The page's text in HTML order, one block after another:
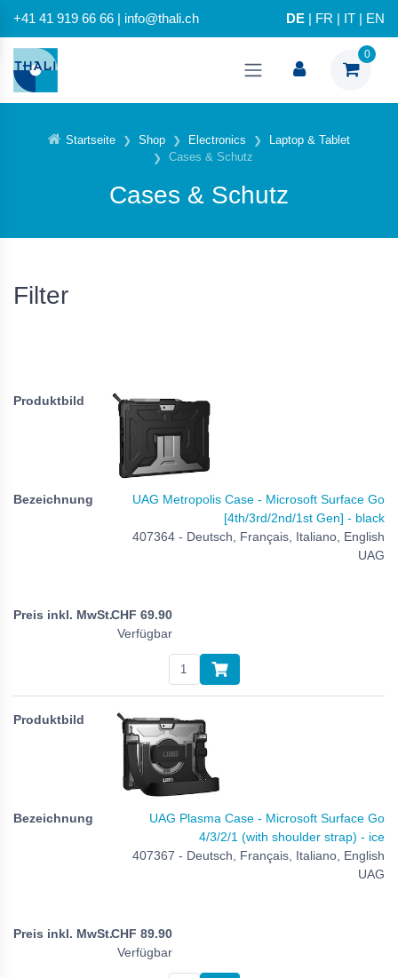
+41 41 919 66 66 | info@thali.ch DE FR IT EN
0
Startseite Shop Electronics
Laptop & Tablet
Cases & Schutz
Cases & Schutz
Filter
UAG Metropolis Case - Microsoft Surface Go
[4th/3rd/2nd/1st Gen] - black
407364 - Deutsch, Français, Italiano, English
UAG
CHF 69.90
Verfügbar
UAG Plasma Case - Microsoft Surface Go
4/3/2/1 (with shoulder strap) - ice
407367 - Deutsch, Français, Italiano, English
UAG
CHF 89.90
Verfügbar